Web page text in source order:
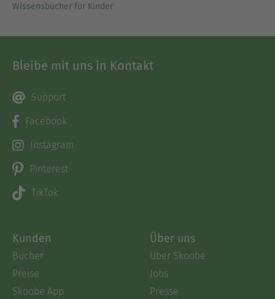
Wissensbücher für Kinder
Bleibe mit uns in Kontakt
Support
Facebook
Instagram
Pinterest
TikTok
Kunden
Bücher
Preise
Skoobe App
Über uns
Über Skoobe
Jobs
Presse